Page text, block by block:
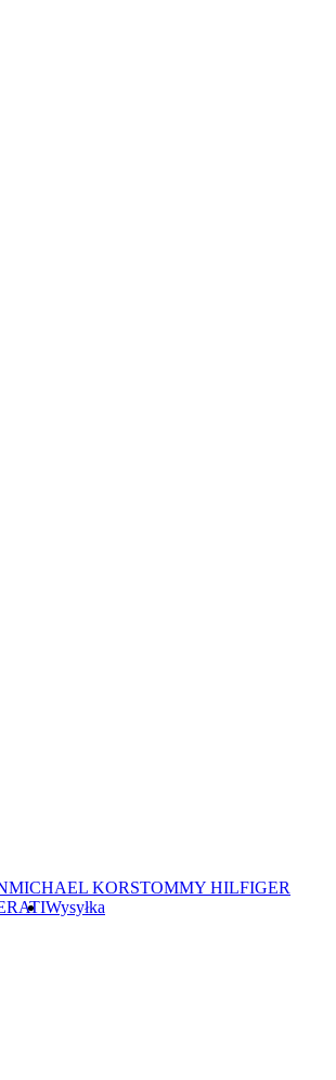
MICHAEL KORSTOMMY HILFIGER
Wysyłka